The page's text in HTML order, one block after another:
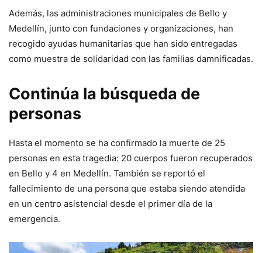
Además, las administraciones municipales de Bello y
Medellín, junto con fundaciones y organizaciones, han
recogido ayudas humanitarias que han sido entregadas
como muestra de solidaridad con las familias damnificadas.
Continúa la búsqueda de
personas
Hasta el momento se ha confirmado la muerte de 25
personas en esta tragedia: 20 cuerpos fueron recuperados
en Bello y 4 en Medellín. También se reportó el
fallecimiento de una persona que estaba siendo atendida
en un centro asistencial desde el primer día de la
emergencia.